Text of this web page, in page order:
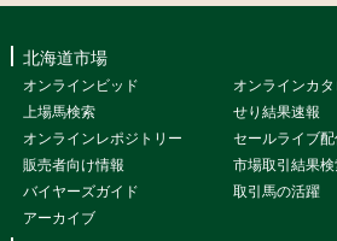
北海道市場
オンラインビッド
オンラインカ
上場馬検索
せり結果速報
オンラインレポジトリー
セールライブ
販売者向け情報
市場取引結果
バイヤーズガイド
取引馬の活躍
アーカイブ